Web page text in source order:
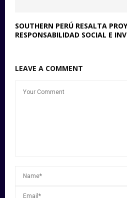
SOUTHERN PERÚ RESALTA
RESPONSABILIDAD SOCIAL E
LEAVE A COMMENT